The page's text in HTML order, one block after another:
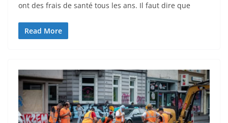
ont des frais de santé tous les ans. Il faut dire que
Read More